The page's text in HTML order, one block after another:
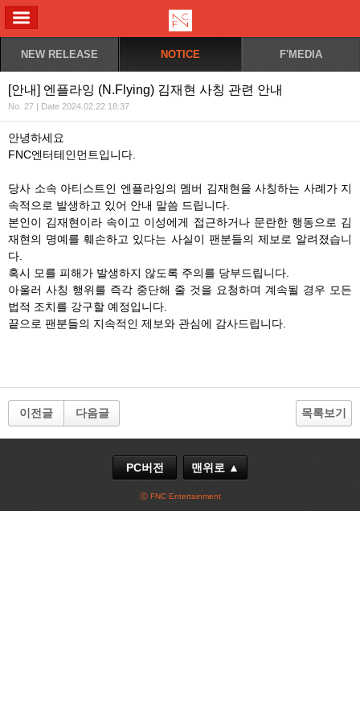
NEW RELEASE NOTICE F'MEDIA
[안내] 엔플라잉 (N.Flying) 김재현 사칭 관련 안내
No. 27 | Date 2024.02.22 18:37
안녕하세요
FNC엔터테인먼트입니다
당사 소속 아티스트인 엔플라잉의 멤버 김재현을 사칭하는 사례가 지
속적으로 발생하고 있어 안내 말씀 드립니다
본인이 김재현이라 속이고 이성에게 접근하거나 문란한 행동으로 김
재현의 명예를 훼손하고 있다는 사실이 팬분들의 제보로 알려졌습니
다
혹시 모를 피해가 발생하지 않도록 주의를 당부드립니다
아울러 사칭 행위를 즉각 중단해 줄 것을 요청하며 계속될 경우 모든
법적 조치를 강구할 예정입니다
끝으로 팬분들의 지속적인 제보와 관심에 감사드립니다
이전글 다음글 목록보기
PC버전 맨위로 ▲
ⓒ FNC Entertainment